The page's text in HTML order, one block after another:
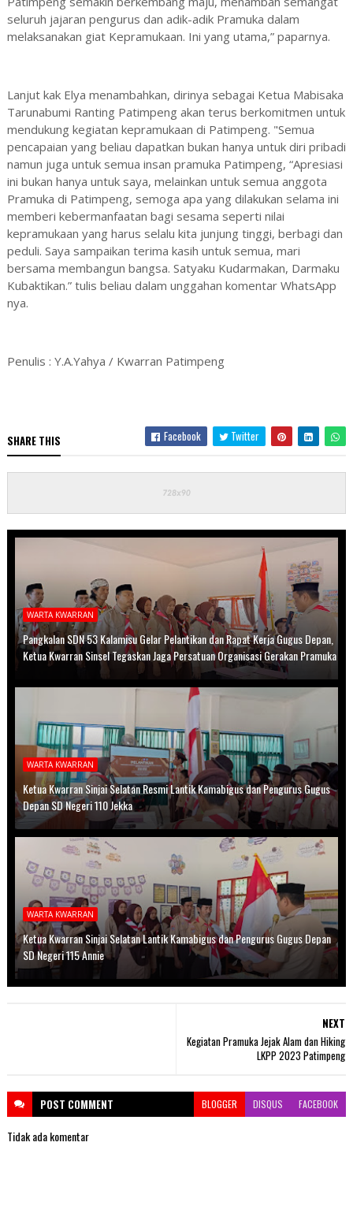
seluruh jajaran pengurus dan adik-adik Pramuka dalam
melaksanakan giat Kepramukaan. Ini yang utama,” paparnya.
Lanjut kak Elya menambahkan, dirinya sebagai Ketua Mabisaka
Tarunabumi Ranting Patimpeng akan terus berkomitmen untuk
mendukung kegiatan kepramukaan di Patimpeng. "Semua
pencapaian yang beliau dapatkan bukan hanya untuk diri pribadi
namun juga untuk semua insan pramuka Patimpeng, “Apresiasi
ini bukan hanya untuk saya, melainkan untuk semua anggota
Pramuka di Patimpeng, semoga apa yang dilakukan selama ini
memberi kebermanfaatan bagi sesama seperti nilai
kepramukaan yang harus selalu kita junjung tinggi, berbagi dan
peduli. Saya sampaikan terima kasih untuk semua, mari
bersama membangun bangsa. Satyaku Kudarmakan, Darmaku
Kubaktikan.” tulis beliau dalam unggahan komentar WhatsApp
nya.
Penulis : Y.A.Yahya / Kwarran Patimpeng
SHARE THIS Facebook Twitter
WARTA KWARRAN
Pangkalan SDN 53 Kalamisu Gelar Pelantikan dan Rapat Kerja Gugus Depan,
Ketua Kwarran Sinsel Tegaskan Jaga Persatuan Organisasi Gerakan Pramuka
WARTA KWARRAN
Ketua Kwarran Sinjai Selatan Resmi Lantik Kamabigus dan Pengurus Gugus
Depan SD Negeri 110 Jekka
WARTA KWARRAN
Ketua Kwarran Sinjai Selatan Lantik Kamabigus dan Pengurus Gugus Depan
SD Negeri 115 Annie
NEXT
Kegiatan Pramuka Jejak Alam dan Hiking
LKPP 2023 Patimpeng
POST COMMENT BLOGGER DISQUS FACEBOOK
Tidak ada komentar